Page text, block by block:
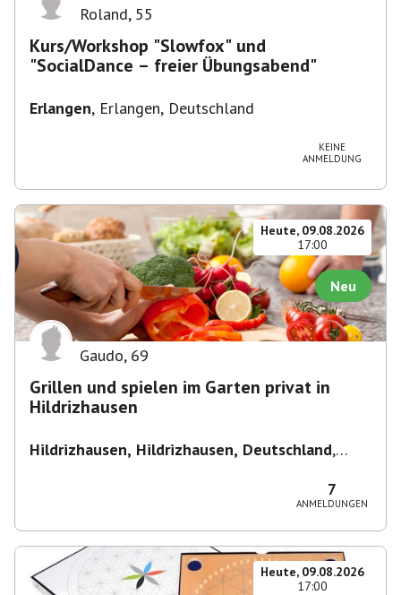
Roland, 55
Kurs/Workshop "Slowfox" und
"SocialDance – freier Übungsabend"
Erlangen, Erlangen, Deutschland
KEINE
ANMELDUNG
Heute, 09.08.2026
17:00
Neu
Gaudo, 69
Grillen und spielen im Garten privat in
Hildrizhausen
Hildrizhausen, Hildrizhausen, Deutschland,
7
ANMELDUNGEN
Heute, 09.08.2026
17:00